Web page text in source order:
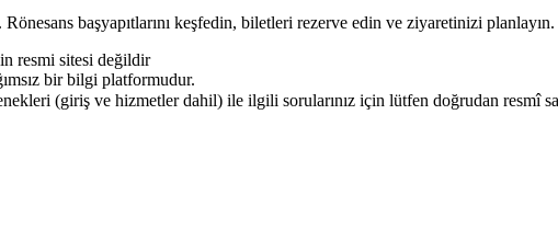
başyapıtlarını keşfedin, biletleri rezerve edin ve ziyaretinizi planlayın.
resmi sitesi değildir
bir bilgi platformudur.
(giriş ve hizmetler dahil) ile ilgili sorularınız için lütfen doğrudan resmî